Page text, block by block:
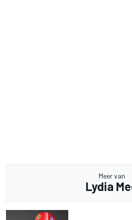
Meer van
Lydia